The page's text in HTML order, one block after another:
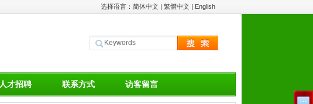
选择语言： 简体中文 | 繁體中文 | English
人才招聘 联系方式 访客留言